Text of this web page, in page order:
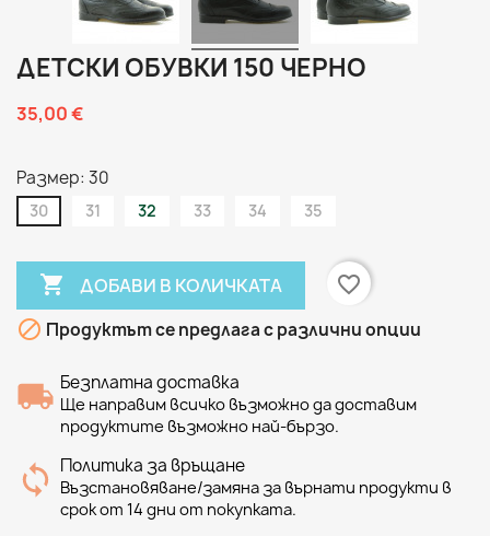
ДЕТСКИ ОБУВКИ 150 ЧЕРНО
35,00 €
Размер: 30
30 31 32 33 34 35
 ДОБАВИ В КОЛИЧКАТА
favorite_border
 Продуктът се предлага с различни опции
Безплатна доставка
Ще направим всичко възможно да доставим
продуктите възможно най-бързо.
Политика за връщане
Възстановяване/замяна за върнати продукти в
срок от 14 дни от покупката.